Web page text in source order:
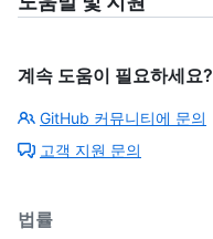
계속 도움이 필요하세요?
GitHub 커뮤니티에 문의
고객 지원 문의
법률